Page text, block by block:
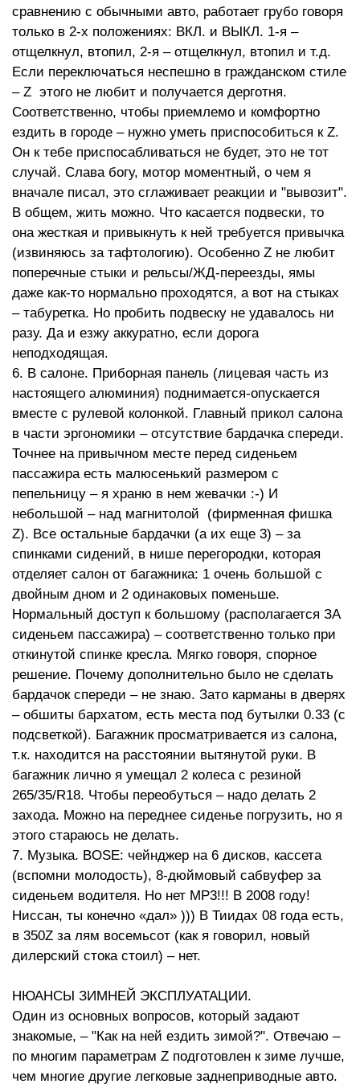
сравнению с обычными авто, работает грубо говоря
только в 2-х положениях: ВКЛ. и ВЫКЛ. 1-я –
отщелкнул, втопил, 2-я – отщелкнул, втопил и т.д.
Если переключаться неспешно в гражданском стиле
– Z этого не любит и получается дерготня.
Соответственно, чтобы приемлемо и комфортно
ездить в городе – нужно уметь приспособиться к Z.
Он к тебе приспосабливаться не будет, это не тот
случай. Слава богу, мотор моментный, о чем я
вначале писал, это сглаживает реакции и "вывозит".
В общем, жить можно. Что касается подвески, то
она жесткая и привыкнуть к ней требуется привычка
(извиняюсь за тафтологию). Особенно Z не любит
поперечные стыки и рельсы/ЖД-переезды, ямы
даже как-то нормально проходятся, а вот на стыках
– табуретка. Но пробить подвеску не удавалось ни
разу. Да и езжу аккуратно, если дорога
неподходящая.
6. В салоне. Приборная панель (лицевая часть из
настоящего алюминия) поднимается-опускается
вместе с рулевой колонкой. Главный прикол салона
в части эргономики – отсутствие бардачка спереди.
Точнее на привычном месте перед сиденьем
пассажира есть малюсенький размером с
пепельницу – я храню в нем жевачки :-) И
небольшой – над магнитолой (фирменная фишка
Z). Все остальные бардачки (а их еще 3) – за
спинками сидений, в нише перегородки, которая
отделяет салон от багажника: 1 очень большой с
двойным дном и 2 одинаковых поменьше.
Нормальный доступ к большому (располагается ЗА
сиденьем пассажира) – соответственно только при
откинутой спинке кресла. Мягко говоря, спорное
решение. Почему дополнительно было не сделать
бардачок спереди – не знаю. Зато карманы в дверях
– обшиты бархатом, есть места под бутылки 0.33 (с
подсветкой). Багажник просматривается из салона,
т.к. находится на расстоянии вытянутой руки. В
багажник лично я умещал 2 колеса с резиной
265/35/R18. Чтобы переобуться – надо делать 2
захода. Можно на переднее сиденье погрузить, но я
этого стараюсь не делать.
7. Музыка. BOSE: чейнджер на 6 дисков, кассета
(вспомни молодость), 8-дюймовый сабвуфер за
сиденьем водителя. Но нет MP3!!! В 2008 году!
Ниссан, ты конечно «дал» ))) В Тиидах 08 года есть,
в 350Z за лям восемьсот (как я говорил, новый
дилерский стока стоил) – нет.
НЮАНСЫ ЗИМНЕЙ ЭКСПЛУАТАЦИИ.
Один из основных вопросов, который задают
знакомые, – "Как на ней ездить зимой?". Отвечаю –
по многим параметрам Z подготовлен к зиме лучше,
чем многие другие легковые заднеприводные авто.